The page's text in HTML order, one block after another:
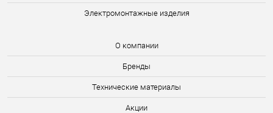
Электромонтажные изделия
О компании
Бренды
Технические материалы
Акции